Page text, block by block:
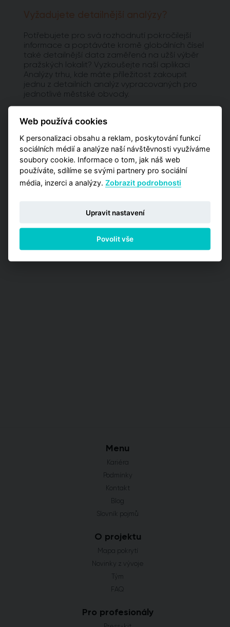
Vyžadujete detailnější analýzy?
Potřebujete pro svá rozhodnutí pokročilejší
informace a poptáváte kromě globálních čísel
také detailnější data zaměřená na užší výběr
pražských lokalit? Vyzkoušejte naší aplikaci
Analýzy trhu, kde máte příležitost zakoupit
jednu z detailních analýz vypracovaných pro
jednotlivé městské obvody.
Menu
Kariéra
Podmínky
Kontakt
Blog
Slovník pojmů
O projektu
Mapa pokrytí
Novinky z vývoje
Tým
FAQ
Pro profesionály
Web používá cookies
K personalizaci obsahu a reklam, poskytování funkcí
sociálních médií a analýze naší návštěvnosti využíváme
soubory cookie. Informace o tom, jak náš web
používáte, sdílíme se svými partnery pro sociální
média, inzerci a analýzy.Zobrazit podrobnosti
Upravit nastavení
Povolit vše